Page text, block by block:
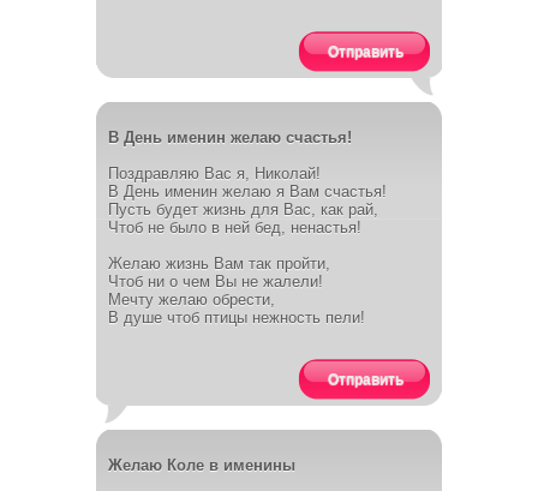
Отправить
В День именин желаю счастья!
Поздравляю Вас я, Николай!
В День именин желаю я Вам счастья!
Пусть будет жизнь для Вас, как рай,
Чтоб не было в ней бед, ненастья!
Желаю жизнь Вам так пройти,
Чтоб ни о чем Вы не жалели!
Мечту желаю обрести,
В душе чтоб птицы нежность пели!
Отправить
Желаю Коле в именины